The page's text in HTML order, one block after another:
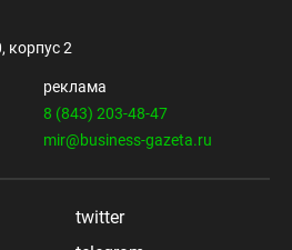
корпус 2
реклама
8 (843) 203-48-47
mir@business-gazeta.ru
twitter